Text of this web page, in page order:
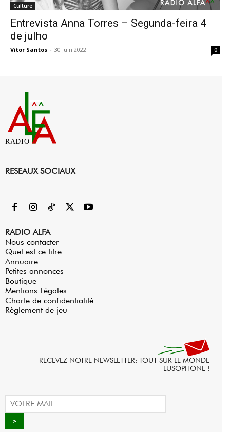
Culture
Entrevista Anna Torres – Segunda-feira 4
de julho
Vitor Santos - 30 juin 2022 0
RADIO
RESEAUX SOCIAUX
RADIO ALFA
Nous contacter
Quel est ce titre
Annuaire
Petites annonces
Boutique
Mentions Légales
Charte de confidentialité
Règlement de jeu
RECEVEZ NOTRE NEWSLETTER: TOUT SUR LE MONDE
LUSOPHONE !